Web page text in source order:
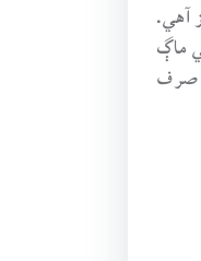
آهي.
ماڳ
صرف